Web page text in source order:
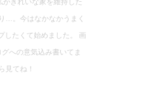
…。今はなかなかうまく
したくて始めました。 画
への意気込み書いてま
見てね！